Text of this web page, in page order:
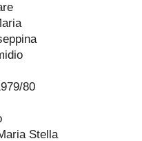
80
Stella